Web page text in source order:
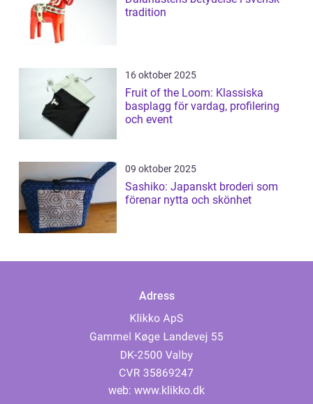
tradition
16 oktober 2025
Fruit of the Loom: Klassiska
basplagg för vardag, profilering
och event
09 oktober 2025
Sashiko: Japanskt broderi som
förenar nytta och skönhet
Adress
web: www.klikko.dk